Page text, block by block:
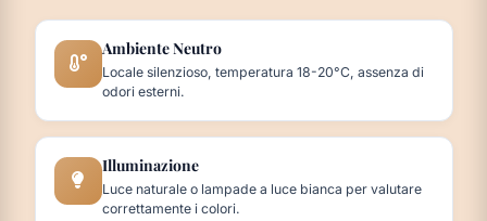
Ambiente Neutro
Locale silenzioso, temperatura 18-20°C, assenza di
odori esterni.
Illuminazione
Luce naturale o lampade a luce bianca per valutare
correttamente i colori.